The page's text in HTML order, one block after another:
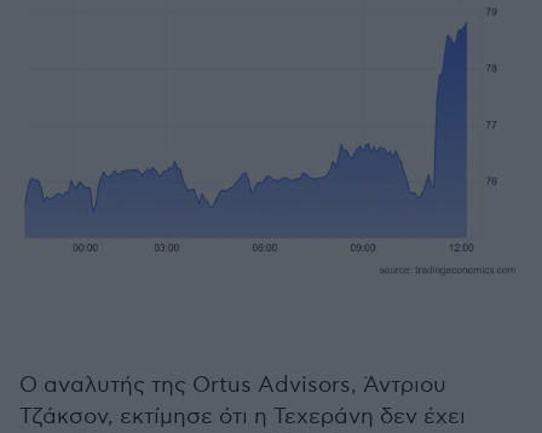
Ο αναλυτής της Ortus Advisors, Άντριου
Τζάκσον, εκτίμησε ότι η Τεχεράνη δεν έχει